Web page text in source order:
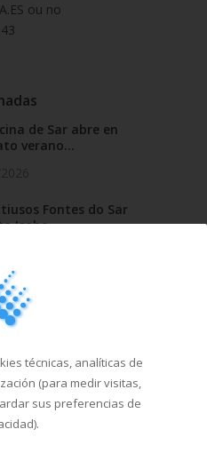
ou no
de Sar abre en
verano...
Fontes do Sar
Isabe...
Sar verano 2026
de natación en
del 1...
técnicas, analíticas de
(para medir visitas,
sus preferencias de